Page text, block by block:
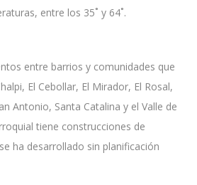
entre los 35˚ y 64˚.
entre barrios y comunidades que
El Cebollar, El Mirador, El Rosal,
Antonio, Santa Catalina y el Valle de
tiene construcciones de
ha desarrollado sin planificación